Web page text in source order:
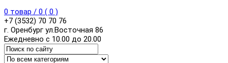
0 товар / 0 ( 0 )
+7 (3532) 70 70 76
г. Оренбург ул.Восточная 86
Ежедневно с 10.00 до 20.00